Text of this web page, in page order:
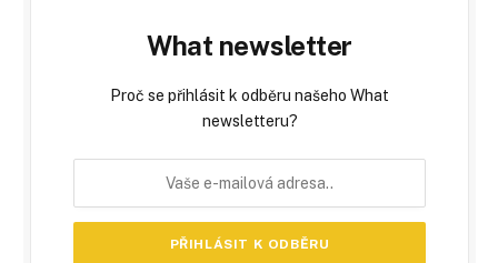
What newsletter
Proč se přihlásit k odběru našeho What
newsletteru?